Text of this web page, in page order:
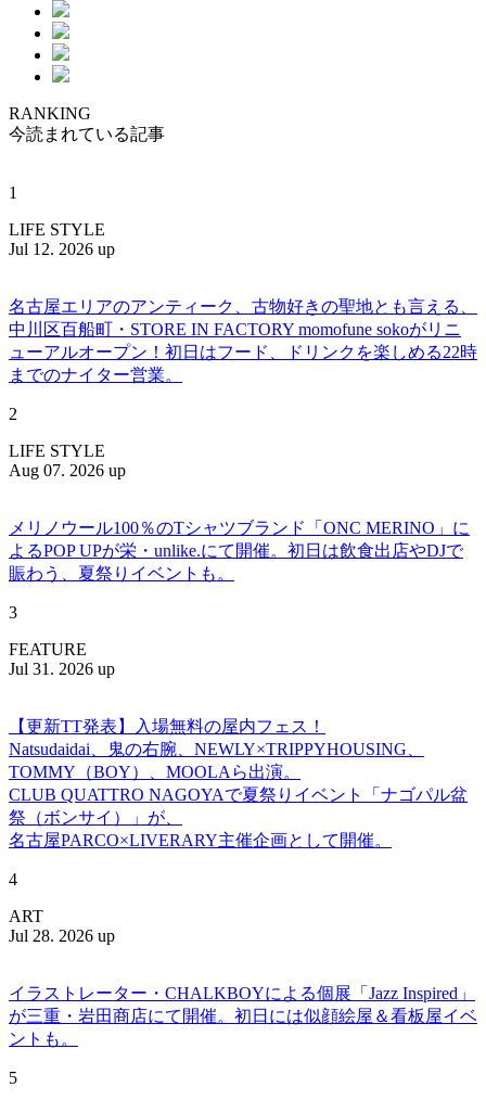
RANKING
今読まれている記事
1
LIFE STYLE
Jul 12. 2026 up
名古屋エリアのアンティーク、古物好きの聖地とも言える、
中川区百船町・STORE IN FACTORY momofune sokoがリニ
ューアルオープン！初日はフード、ドリンクを楽しめる22時
までのナイター営業。
2
LIFE STYLE
Aug 07. 2026 up
メリノウール100％のTシャツブランド「ONC MERINO」に
よるPOP UPが栄・unlike.にて開催。初日は飲食出店やDJで
賑わう、夏祭りイベントも。
3
FEATURE
Jul 31. 2026 up
【更新TT発表】入場無料の屋内フェス！
Natsudaidai、鬼の右腕、NEWLY×TRIPPYHOUSING、
TOMMY（BOY）、MOOLAら出演。
CLUB QUATTRO NAGOYAで夏祭りイベント「ナゴパル盆
祭（ボンサイ）」が、
名古屋PARCO×LIVERARY主催企画として開催。
4
ART
Jul 28. 2026 up
イラストレーター・CHALKBOYによる個展「Jazz Inspired」
が三重・岩田商店にて開催。初日には似顔絵屋＆看板屋イベ
ントも。
5